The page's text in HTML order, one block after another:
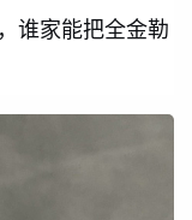
谁家能把全金勒